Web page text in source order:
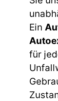
Ein
für